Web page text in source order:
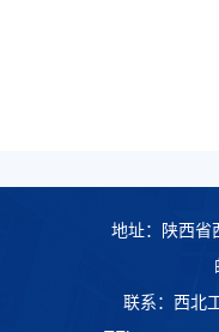
地址：陕西省
联系：西北